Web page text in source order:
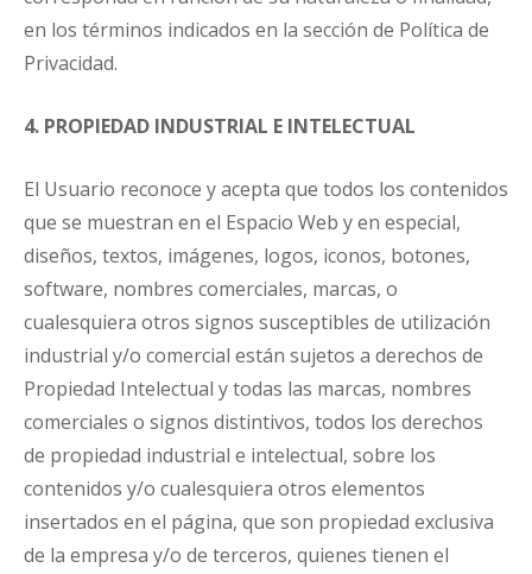
en los términos indicados en la sección de Política de
Privacidad.
4. PROPIEDAD INDUSTRIAL E INTELECTUAL
El Usuario reconoce y acepta que todos los contenidos
que se muestran en el Espacio Web y en especial,
diseños, textos, imágenes, logos, iconos, botones,
software, nombres comerciales, marcas, o
cualesquiera otros signos susceptibles de utilización
industrial y/o comercial están sujetos a derechos de
Propiedad Intelectual y todas las marcas, nombres
comerciales o signos distintivos, todos los derechos
de propiedad industrial e intelectual, sobre los
contenidos y/o cualesquiera otros elementos
insertados en el página, que son propiedad exclusiva
de la empresa y/o de terceros, quienes tienen el